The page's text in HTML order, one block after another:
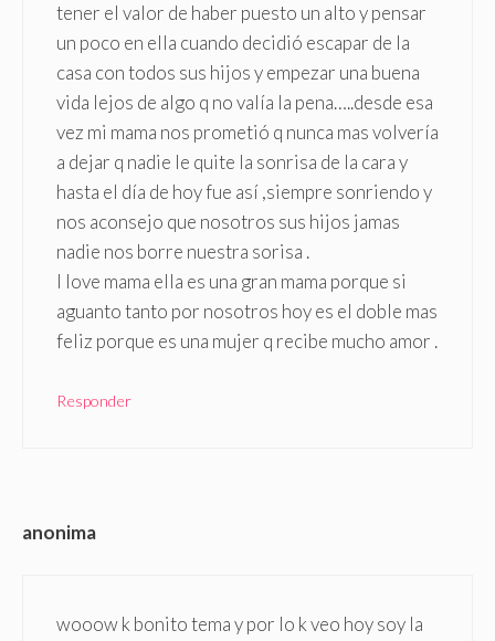
tener el valor de haber puesto un alto y pensar
un poco en ella cuando decidió escapar de la
casa con todos sus hijos y empezar una buena
vida lejos de algo q no valía la pena…..desde esa
vez mi mama nos prometió q nunca mas volvería
a dejar q nadie le quite la sonrisa de la cara y
hasta el día de hoy fue así ,siempre sonriendo y
nos aconsejo que nosotros sus hijos jamas
nadie nos borre nuestra sorisa .
I love mama ella es una gran mama porque si
aguanto tanto por nosotros hoy es el doble mas
feliz porque es una mujer q recibe mucho amor .
Responder
anonima
wooow k bonito tema y por lo k veo hoy soy la